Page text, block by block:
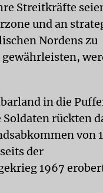
Streitkräfte
und an
Nordens zu
in die
rückten
von
der
1967